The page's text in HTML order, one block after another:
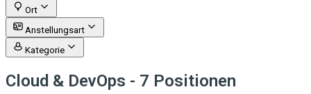
Ort
Anstellungsart
Kategorie
Cloud & DevOps - 7 Positionen